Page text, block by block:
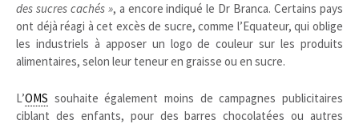
des sucres cachés », a encore indiqué le Dr Branca. Certains pays
ont déjà réagi à cet excès de sucre, comme l’Equateur, qui oblige
les industriels à apposer un logo de couleur sur les produits
alimentaires, selon leur teneur en graisse ou en sucre.
L’OMS souhaite également moins de campagnes publicitaires
ciblant des enfants, pour des barres chocolatées ou autres